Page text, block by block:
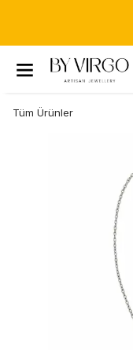
Tüm Ürünler